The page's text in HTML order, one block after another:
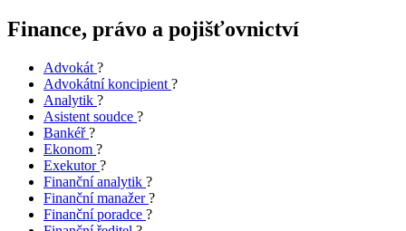
Finance, právo a pojišťovnictví
Advokát ?
Advokátní koncipient ?
Analytik ?
Asistent soudce ?
Bankéř?
Ekonom ?
Exekutor?
Finanční analytik ?
Finanční manažer?
Finanční poradce ?